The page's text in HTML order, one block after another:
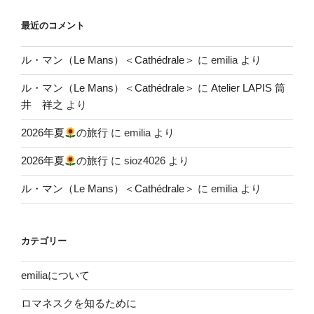
最近のコメント
ル・マン（Le Mans）＜Cathédrale＞ に emilia より
ル・マン（Le Mans）＜Cathédrale＞ に Atelier LAPIS 筒
井 祥之 より
2026年夏 の旅行 にemilia より
2026年夏 の旅行 にsioz4026 より
ル・マン（Le Mans）＜Cathédrale＞ に emilia より
カテゴリー
emiliaについて
ロマネスクを知るために